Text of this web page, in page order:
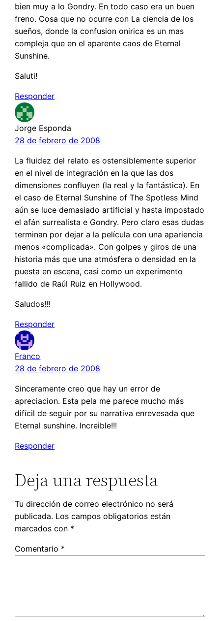
bien muy a lo Gondry. En todo caso era un buen
freno. Cosa que no ocurre con La ciencia de los
sueños, donde la confusion onirica es un mas
compleja que en el aparente caos de Eternal
Sunshine.
Saluti!
Responder
Jorge Esponda
28 de febrero de 2008
La fluidez del relato es ostensiblemente superior
en el nivel de integración en la que las dos
dimensiones confluyen (la real y la fantástica). En
el caso de Eternal Sunshine of The Spotless Mind
aún se luce demasiado artificial y hasta impostado
el afán surrealista e Gondry. Pero claro esas dudas
terminan por dejar a la película con una apariencia
menos «complicada». Con golpes y giros de una
historia más que una atmósfera o densidad en la
puesta en escena, casi como un experimento
fallido de Raúl Ruiz en Hollywood.
Saludos!!!
Responder
Franco
28 de febrero de 2008
Sinceramente creo que hay un error de
apreciacion. Esta pela me parece mucho más
difícil de seguir por su narrativa enrevesada que
Eternal sunshine. Increible!!!
Responder
Deja una respuesta
Tu dirección de correo electrónico no será
publicada. Los campos obligatorios están
marcados con *
Comentario *